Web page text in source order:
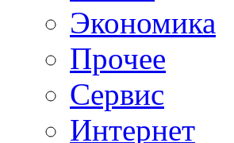
Экономика
Прочее
Сервис
Интернет